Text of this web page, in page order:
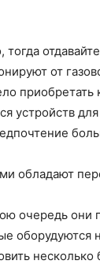
от
приобретать
устройств
обладают
очередь они
оборудуются